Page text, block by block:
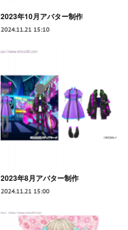
2023年10月アバター制作
2024.11.21 15:10
2023年8月アバター制作
2024.11.21 15:00